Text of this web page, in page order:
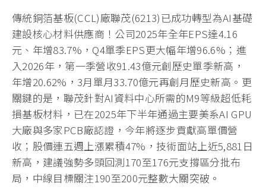
傳統銅箔基板(CCL)廠聯茂(6213)已成功轉型為AI基礎
建設核心材料供應商！公司2025年全年EPS達4.16
元、年增83.7%，Q4單季EPS更大幅年增96.6%；進
入2026年，第一季營收91.43億元創歷史單季新高，
年增20.62%，3月單月33.70億元再創月歷史新高。更
關鍵的是，聯茂針對AI資料中心所需的M9等級超低耗
損基板材料，已在2025年下半年通過主要美系AI GPU
大廠與多家PCB廠認證，今年將逐步貢獻高單價營
收；股價連五週上漲累積47%，技術面站上近5,881日
新高，建議強勢多頭回測170至176元支撐區分批布
局，中線目標關注190至200元整數大關突破。